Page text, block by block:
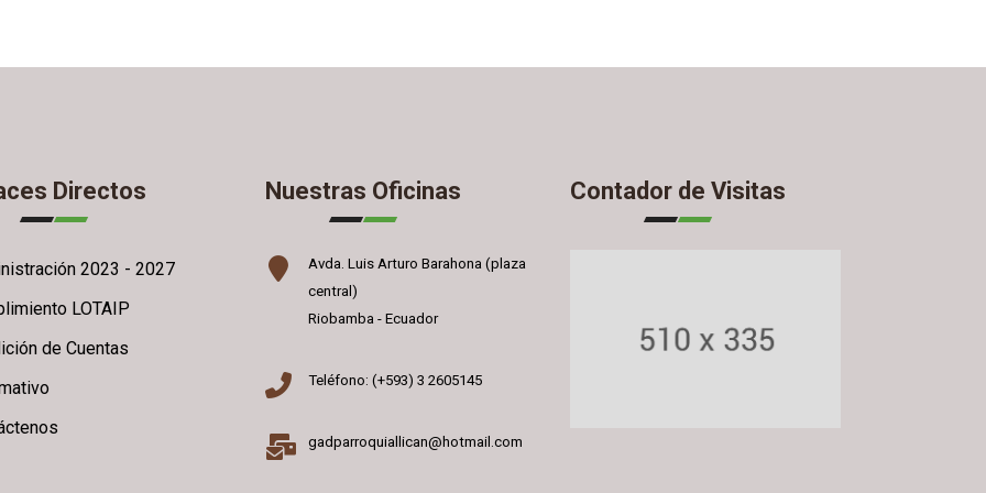
Directos
2023 - 2027
LOTAIP
de Cuentas
Nuestras Oficinas
Avda. Luis Arturo Barahona (plaza
central)
Riobamba - Ecuador
Teléfono: (+593) 3 2605145
gadparroquiallican@hotmail.com
Contador de Visitas